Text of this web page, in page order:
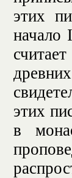
этих
начало
этих
в